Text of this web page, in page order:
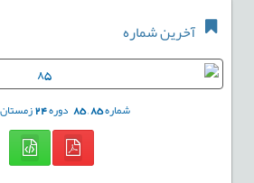
آخرین شماره
شماره85
,
85 دوره24زمستان